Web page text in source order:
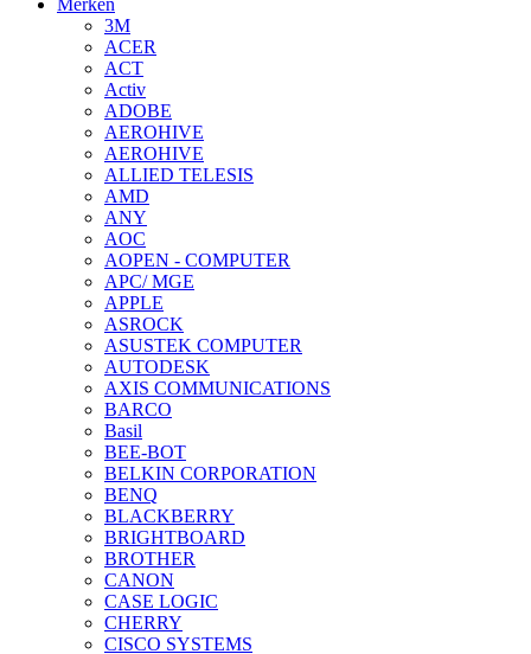
3M
ACER
ACT
Activ
ADOBE
AEROHIVE
AEROHIVE
ALLIED TELESIS
AMD
ANY
AOC
AOPEN - COMPUTER
APC/ MGE
APPLE
ASROCK
ASUSTEK COMPUTER
AUTODESK
AXIS COMMUNICATIONS
BARCO
Basil
BEE-BOT
BELKIN CORPORATION
BENQ
BLACKBERRY
BRIGHTBOARD
BROTHER
CANON
CASE LOGIC
CHERRY
CISCO SYSTEMS